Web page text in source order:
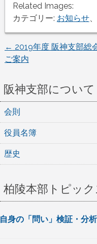
Related Images:
カテゴリー: お知らせ、
投
稿
ナ
ビ
ゲ
ー
シ
ン
← 2019年度 阪神支部総
ご案内
阪神支部について
会則
役員名簿
歴史
柏陵本部トピック
自身の「問い」検証・分